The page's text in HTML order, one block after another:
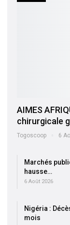
AIMES
chirurgicale
Togoscoop 6
Marchés
hausse…
6 Août 2026
Nigéria :
mois